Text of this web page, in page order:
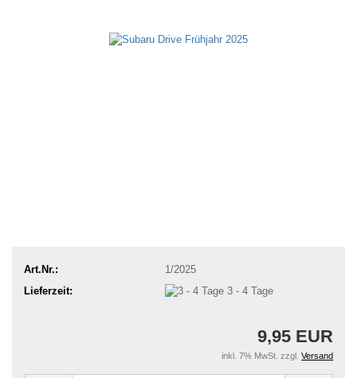
Art.Nr.:
1/2025
Lieferzeit:
3 - 4 Tage
9,95 EUR
inkl. 7% MwSt. zzgl. Versand